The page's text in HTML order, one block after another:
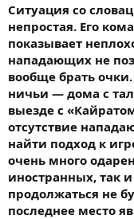
Ситуация со
непростая. Его
показывает
нападающих не
вообще брать
ничьи — дома с
выезде с
отсутствие
найти подход к
очень много
иностранных, так и
продолжаться не
последнее место